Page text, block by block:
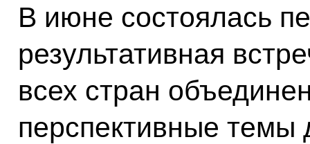
В июне состоялась
результативная
всех стран
перспективные темы